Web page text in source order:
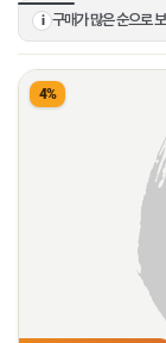
i 구매가 많은 순으로
4%